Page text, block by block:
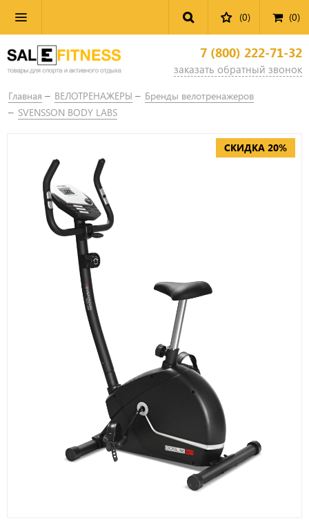
(0) (0)
7 (800) 222-71-32
заказать обратный звонок
Главная ВЕЛОТРЕНАЖЕРЫ
Бренды велотренажеров
SVENSSON BODY LABS
СКИДКА 20%